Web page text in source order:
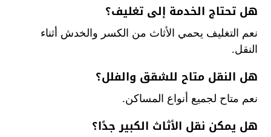
هل تحتاج الخدمة إلى تغليف؟
نعم التغليف يحمي الأثاث من الكسر والخدش أثناء
النقل.
هل النقل متاح للشقق والفلل؟
نعم متاح لجميع أنواع المساكن.
هل يمكن نقل الأثاث الكبير جدًا؟